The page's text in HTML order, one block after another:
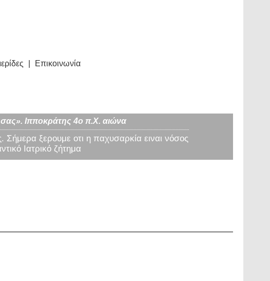
Επικοινωνία
Ιπποκράτης 4ο π.Χ. αιώνα
Σήμερα ξερουμε οτι η παχυσαρκία ειναι νόσος
Ιατρικό ζήτημα